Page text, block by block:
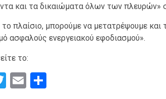
και τα δικαιώματα όλων των πλευρών»
το πλαίσιο, μπορούμε να μετατρέψουμε και
ασφαλούς ενεργειακού εφοδιασμού».
το:
TwitterEmail